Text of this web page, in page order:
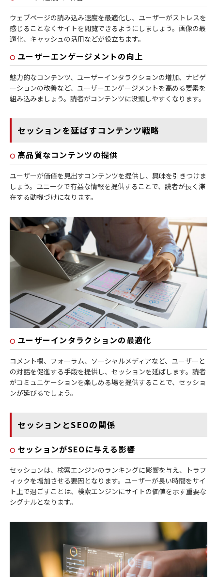
ウェブページの読み込み速度を最適化し、ユーザーがストレスを
感じることなくサイトを閲覧できるようにしましょう。画像の最
適化、キャッシュの活用などが役立ちます。
ユーザーエンゲージメントの向上
魅力的なコンテンツ、ユーザーインタラクションの増加、ナビゲ
ーションの改善など、ユーザーエンゲージメントを高める要素を
組み込みましょう。読者がコンテンツに没頭しやすくなります。
セッションを延ばすコンテンツ戦略
高品質なコンテンツの提供
ユーザーが価値を見出すコンテンツを提供し、興味を引きつけま
しょう。ユニークで有益な情報を提供することで、読者が長く滞
在する動機づけになります。
ユーザーインタラクションの最適化
コメント欄、フォーラム、ソーシャルメディアなど、ユーザーと
の対話を促進する手段を提供し、セッションを延ばします。読者
がコミュニケーションを楽しめる場を提供することで、セッショ
ンが延びるでしょう。
セッションとSEOの関係
セッションがSEOに与える影響
セッションは、検索エンジンのランキングに影響を与え、トラフ
ィックを増加させる要因となります。ユーザーが長い時間をサイ
ト上で過ごすことは、検索エンジンにサイトの価値を示す重要な
シグナルとなります。